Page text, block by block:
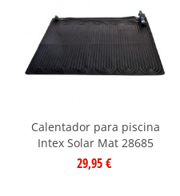
Calentador para piscina
Intex Solar Mat 28685
29,95 €